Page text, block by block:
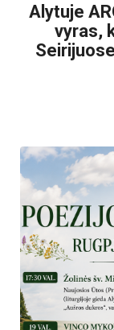
Alytuje
vyras,